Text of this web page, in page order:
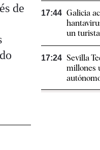
de
17:44 Galicia
un
17:24 Sevilla
millones